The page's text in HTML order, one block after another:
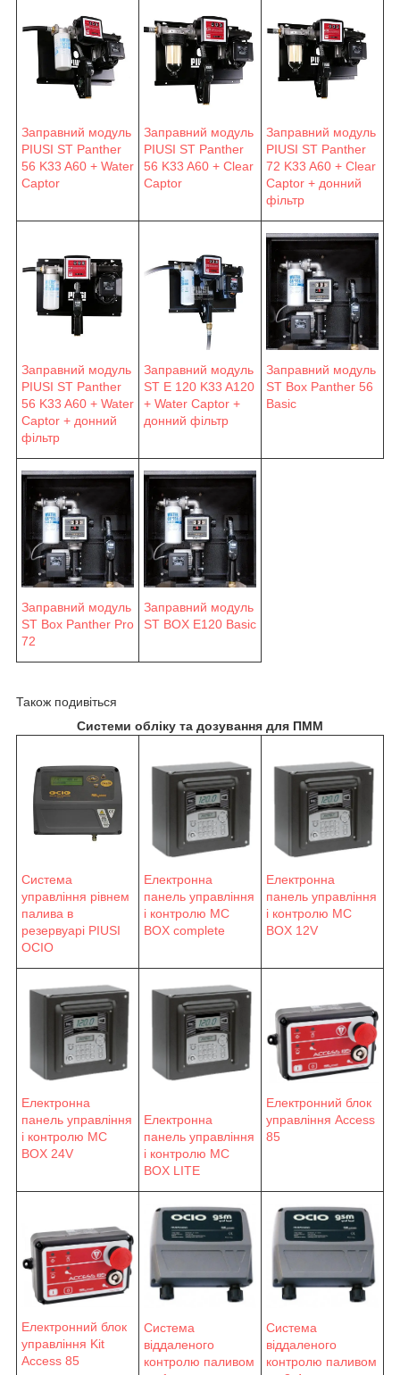
Заправний модуль
PIUSI ST Panther
56 K33 A60 + Water
Captor
Заправний модуль
PIUSI ST Panther
56 K33 A60 + Clear
Captor
Заправний модуль
PIUSI ST Panther
72 K33 A60 + Clear
Captor + донний
фільтр
Заправний модуль
PIUSI ST Panther
56 K33 A60 + Water
Captor + донний
фільтр
Заправний модуль
ST E 120 K33 A120
+ Water Captor +
донний фільтр
Заправний модуль
ST Box Panther 56
Basic
Заправний модуль
ST Box Panther Pro
72
Заправний модуль
ST BOX E120 Basic
Також подивіться
Системи обліку та дозування для ПММ
Система
управління рівнем
палива в
резервуарі PIUSI
OCIO
Електронна
панель управління
і контролю MC
BOX complete
Електронна
панель управління
і контролю MC
BOX 12V
Електронна
панель управління
і контролю MC
BOX 24V
Електронна
панель управління
і контролю MC
BOX LITE
Електронний блок
управління Access
85
Електронний блок
управління Kit
Access 85
Система
віддаленого
контролю паливом
Система
віддаленого
контролю паливом